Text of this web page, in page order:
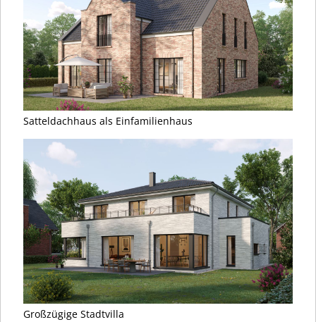
Satteldachhaus als Einfamilienhaus
Großzügige Stadtvilla